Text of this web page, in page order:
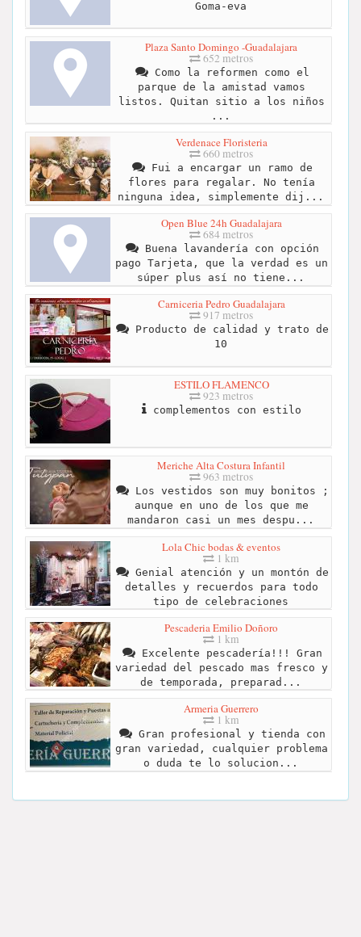
Goma-eva
Plaza Santo Domingo -Guadalajara
652 metros
Como la reformen como el
parque de la amistad vamos
listos. Quitan sitio a los niños
...
Verdenace Floristeria
660 metros
Fui a encargar un ramo de
flores para regalar. No tenía
ninguna idea, simplemente dij...
Open Blue 24h Guadalajara
684 metros
Buena lavandería con opción
pago Tarjeta, que la verdad es un
súper plus así no tiene...
Carniceria Pedro Guadalajara
917 metros
Producto de calidad y trato de
10
ESTILO FLAMENCO
923 metros
complementos con estilo
Meriche Alta Costura Infantil
963 metros
Los vestidos son muy bonitos ;
aunque en uno de los que me
mandaron casi un mes despu...
Lola Chic bodas & eventos
1 km
Genial atención y un montón de
detalles y recuerdos para todo
tipo de celebraciones
Pescaderia Emilio Doñoro
1 km
Excelente pescadería!!! Gran
variedad del pescado mas fresco y
de temporada, preparad...
Armeria Guerrero
1 km
Gran profesional y tienda con
gran variedad, cualquier problema
o duda te lo solucion...